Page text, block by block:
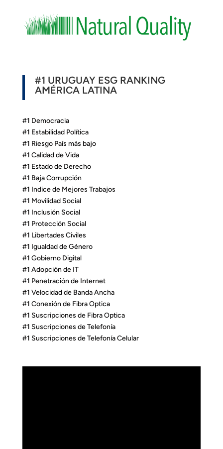
#1 URUGUAY ESG RANKING
AMÉRICA LATINA
#1 Democracia
#1 Estabilidad Política
#1 Riesgo País más bajo
#1 Calidad de Vida
#1 Estado de Derecho
#1 Baja Corrupción
#1 Indice de Mejores Trabajos
#1 Movilidad Social
#1 Inclusión Social
#1 Protección Social
#1 Libertades Civiles
#1 Igualdad de Género
#1 Gobierno Digital
#1 Adopción de IT
#1 Penetración de Internet
#1 Velocidad de Banda Ancha
#1 Conexión de Fibra Optica
#1 Suscripciones de Fibra Optica
#1 Suscripciones de Telefonía
#1 Suscripciones de Telefonía Celular